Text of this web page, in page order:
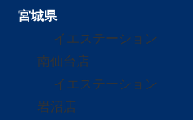
宮城県
イエステーション
南仙台店
イエステーション
岩沼店